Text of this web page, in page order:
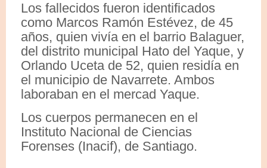
Los fallecidos fueron identificados
como Marcos Ramón Estévez, de 45
años, quien vivía en el barrio Balaguer,
del distrito municipal Hato del Yaque, y
Orlando Uceta de 52, quien residía en
el municipio de Navarrete. Ambos
laboraban en el mercad Yaque.
Los cuerpos permanecen en el
Instituto Nacional de Ciencias
Forenses (Inacif), de Santiago.